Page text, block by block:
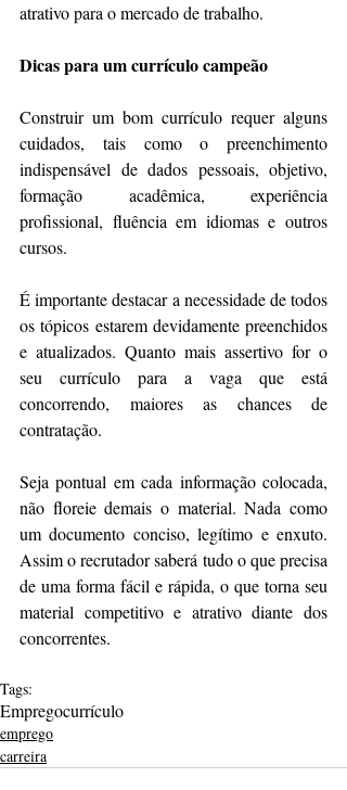
atrativo para o mercado de trabalho.
Dicas para um currículo campeão
Construir um bom currículo requer alguns
cuidados, tais como o preenchimento
indispensável de dados pessoais, objetivo,
formação acadêmica, experiência
profissional, fluência em idiomas e outros
cursos.
É importante destacar a necessidade de todos
os tópicos estarem devidamente preenchidos
e atualizados. Quanto mais assertivo for o
seu currículo para a vaga que está
concorrendo, maiores as chances de
contratação.
Seja pontual em cada informação colocada,
não floreie demais o material. Nada como
um documento conciso, legítimo e enxuto.
Assim o recrutador saberá tudo o que precisa
de uma forma fácil e rápida, o que torna seu
material competitivo e atrativo diante dos
concorrentes.
Tags:
Empregocurrículo
emprego
carreira